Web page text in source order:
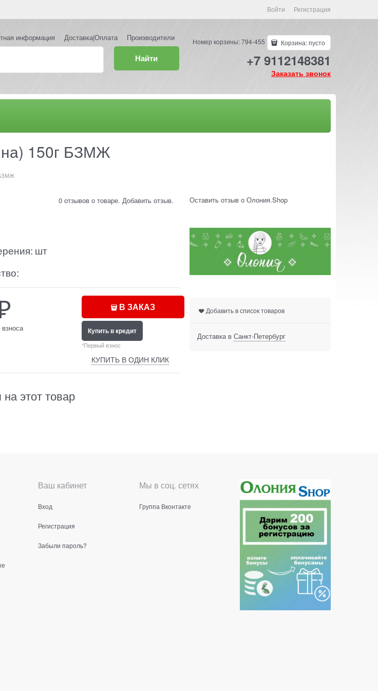
Войти Регистрация
информация Доставка|Оплата Производители
Найти
Номер корзины: 794-455 Корзина:пусто
+7 9112148381
Заказать звонок
150г БЗМЖ
0 отзывов о товаре. Добавить отзыв. Оставить отзыв о Олония.Shop
шт
В ЗАКАЗ
Купить в кредит
*Первый взнос
КУПИТЬ В ОДИН КЛИК
этот товар
Добавить в список товаров
Доставка в Санкт-Петербург
Ваш кабинет
Вход
Регистрация
Забыли пароль?
Мы в соц. сетях
Группа Вконтакте